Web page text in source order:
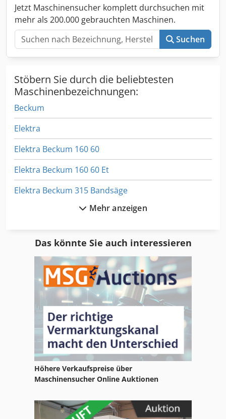
Jetzt Maschinensucher komplett durchsuchen mit
mehr als 200.000 gebrauchten Maschinen.
Suchen
Stöbern Sie durch die beliebtesten
Maschinenbezeichnungen:
Beckum
Elektra
Elektra Beckum 160 60
Elektra Beckum 160 60 Et
Elektra Beckum 315 Bandsäge
Elektra Beckum Bandsaege
Elektra Beckum Baukreissäge
Elektra Beckum Hc 260
Elektra Beckum Hc 260 M
Elektra Beckum Hc 310
Elektra Beckum Hc 410
Elektra Beckum Hdm 1000
Mehr anzeigen
Das könnte Sie auch interessieren
Höhere Verkaufspreise über
Maschinensucher Online Auktionen